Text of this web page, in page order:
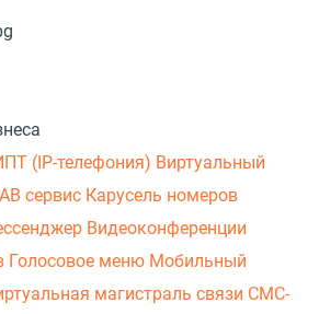
(IP-телефония) Виртуальный
сервис Карусель номеров
Видеоконференции
Голосовое меню Мобильный
магистраль связи СМС-